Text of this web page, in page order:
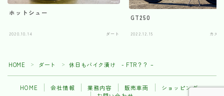
ホットシュー
2020.10.14 ダート
GT250
2022.12.15 カス
HOME ＞ ダート ＞ 休日もバイク漬け - FTR？？ –
HOME 会社情報 業務内容 販売車両
ショッピング